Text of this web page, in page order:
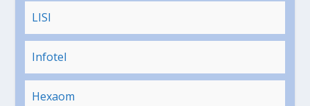
LISI
Infotel
Hexaom